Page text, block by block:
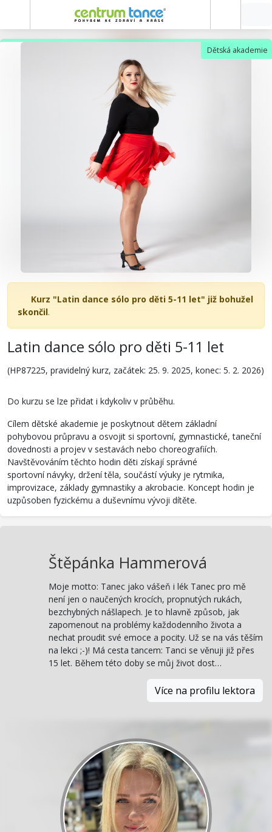
Dětská akademie
Kurz "Latin dance sólo pro děti 5-11 let" již bohužel
skončil.
Latin dance sólo pro děti 5-11 let
(HP87225, pravidelný kurz, začátek: 25. 9. 2025, konec: 5. 2. 2026)
Do kurzu se lze přidat i kdykoliv v průběhu.
Cílem dětské akademie je poskytnout dětem základní
pohybovou průpravu a osvojit si sportovní, gymnastické, taneční
dovednosti a projev v sestavách nebo choreografiích.
Navštěvováním těchto hodin děti získají správné
sportovní návyky, držení těla, součástí výuky je rytmika,
improvizace, základy gymnastiky a akrobacie. Koncept hodin je
uzpůsoben fyzickému a duševnímu vývoji dítěte.
Štěpánka Hammerová
Moje motto: Tanec jako vášeň i lék Tanec pro mě
není jen o naučených krocích, propnutých rukách,
bezchybných nášlapech. Je to hlavně způsob, jak
zapomenout na problémy každodenního života a
nechat proudit své emoce a pocity. Už se na vás těším
na lekci ;-)! Má cesta tancem: Tanci se věnuji již přes
15 let. Během této doby se můj život dost…
Více na profilu lektora